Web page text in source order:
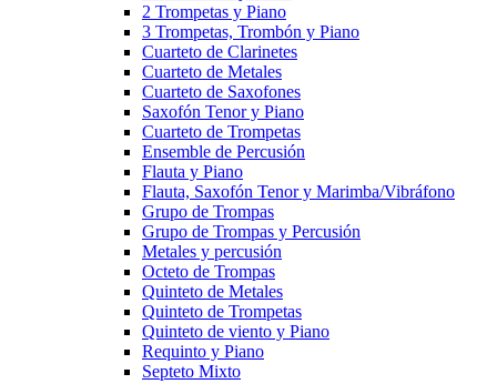
2 Trompetas y Piano
3 Trompetas, Trombón y Piano
Cuarteto de Clarinetes
Cuarteto de Metales
Cuarteto de Saxofones
Saxofón Tenor y Piano
Cuarteto de Trompetas
Ensemble de Percusión
Flauta y Piano
Flauta, Saxofón Tenor y Marimba/Vibráfono
Grupo de Trompas
Grupo de Trompas y Percusión
Metales y percusión
Octeto de Trompas
Quinteto de Metales
Quinteto de Trompetas
Quinteto de viento y Piano
Requinto y Piano
Septeto Mixto